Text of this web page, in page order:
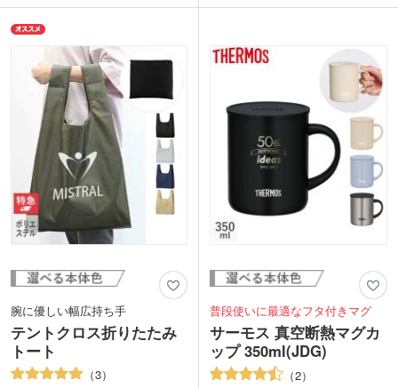
り畳むことができ、面ファスナーで留め
るだけのお手軽さ!普段使うバッグに忍
バッグ本体またはフラップ部分に1色・
本体にフルカラー名入れ印刷が可能で
す。バッグ本体は大きく印刷でき、販促
効果が期待できます。フラップ部分はワ
ンポイントで印刷でき、折り畳んだ状態
でもロゴが見えます。小さく畳んで個包
装されているので配布しやすく、メール
便でも発送できます。環境問題啓発イベ
ントやキャンペーン、開店記念品や購入
特典など幅広いシーンで人気です。
すくパッケージしました。
作できます。周年記念や開店記念、内祝
いや結婚式のプチギフトまで幅広いシー
ンで活躍。裏面には産地や精米年月日が
記載されているので、受け取る側も安心
です。印象に残るユニークなノベルティ
--------------------------
【かんたんデザインテンプレートありま
お好きなデザインを選ぶだけ。データが
作れなくてもオリジナル制作ができま
す!4種類のテンプレートと名入れしたい
文字をご指定ください。
--------------------------
腕に優しい幅広持ち手
テントクロス折りたたみ
トート
3
普段使いに最適なフタ付きマグ
サーモス 真空断熱マグカ
ップ 350ml(JDG)
2